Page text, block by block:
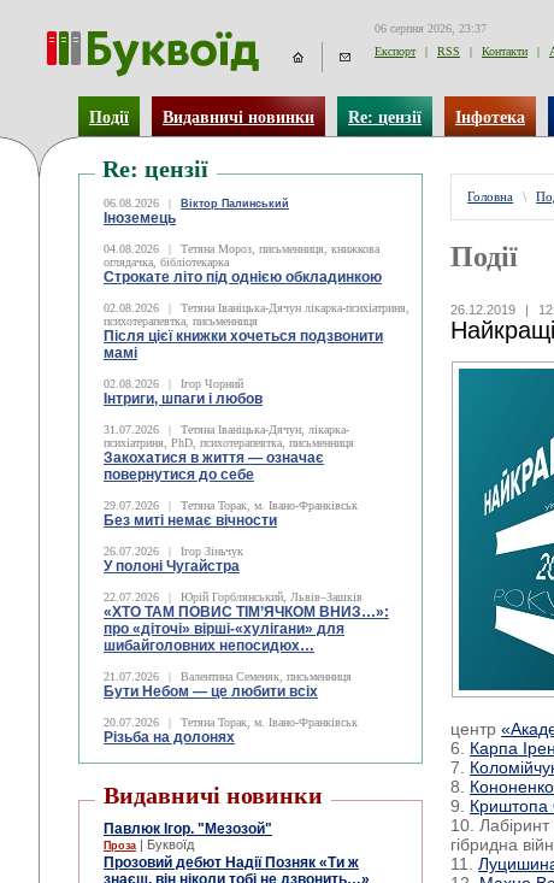
06 серпня 2026, 23:37
Експорт
| RSS | Контакти |
Події Видавничі новинки Re: цензії Інфотека
Re: цензії
06.08.2026 | Віктор Палинський
Іноземець
04.08.2026 |
Тетяна Мороз, письменниця, книжкова
оглядачка, бібліотекарка
Строкате літо під однією обкладинкою
02.08.2026 |
Тетяна Іваніцька-Дячун лікарка-психіатриня,
психотерапевтка, письменниця
Після цієї книжки хочеться подзвонити
мамі
02.08.2026 | Ігор Чорний
Інтриги, шпаги і любов
31.07.2026 |
Тетяна Іваніцька-Дячун, лікарка-
психіатриня, PhD, психотерапевтка, письменниця
Закохатися в життя — означає
повернутися до себе
29.07.2026 | Тетяна Торак, м. Івано-Франківськ
Без миті немає вічности
26.07.2026 | Ігор Зіньчук
У полоні Чугайстра
22.07.2026 | Юрій Горблянський, Львів–Зашків
«ХТО ТАМ ПОВИС ТІМ’ЯЧКОМ ВНИЗ…»:
про «діточі» вірші-«хулігани» для
шибайголовних непосидюх…
21.07.2026 | Валентина Семеняк, письменниця
Бути Небом ― це любити всіх
20.07.2026 | Тетяна Торак, м. Івано-Франківськ
Різьба на долонях
Видавничі новинки
Павлюк Ігор. "Мезозой"
Проза | Буквоїд
Прозовий дебют Надії Позняк «Ти ж
знаєш, він ніколи тобі не дзвонить…»
Головна \
Події
26.12.2019 |
центр
6. Карпа
7.
8.
9. Криштопа
10. Лабіринт
гібридна
11.